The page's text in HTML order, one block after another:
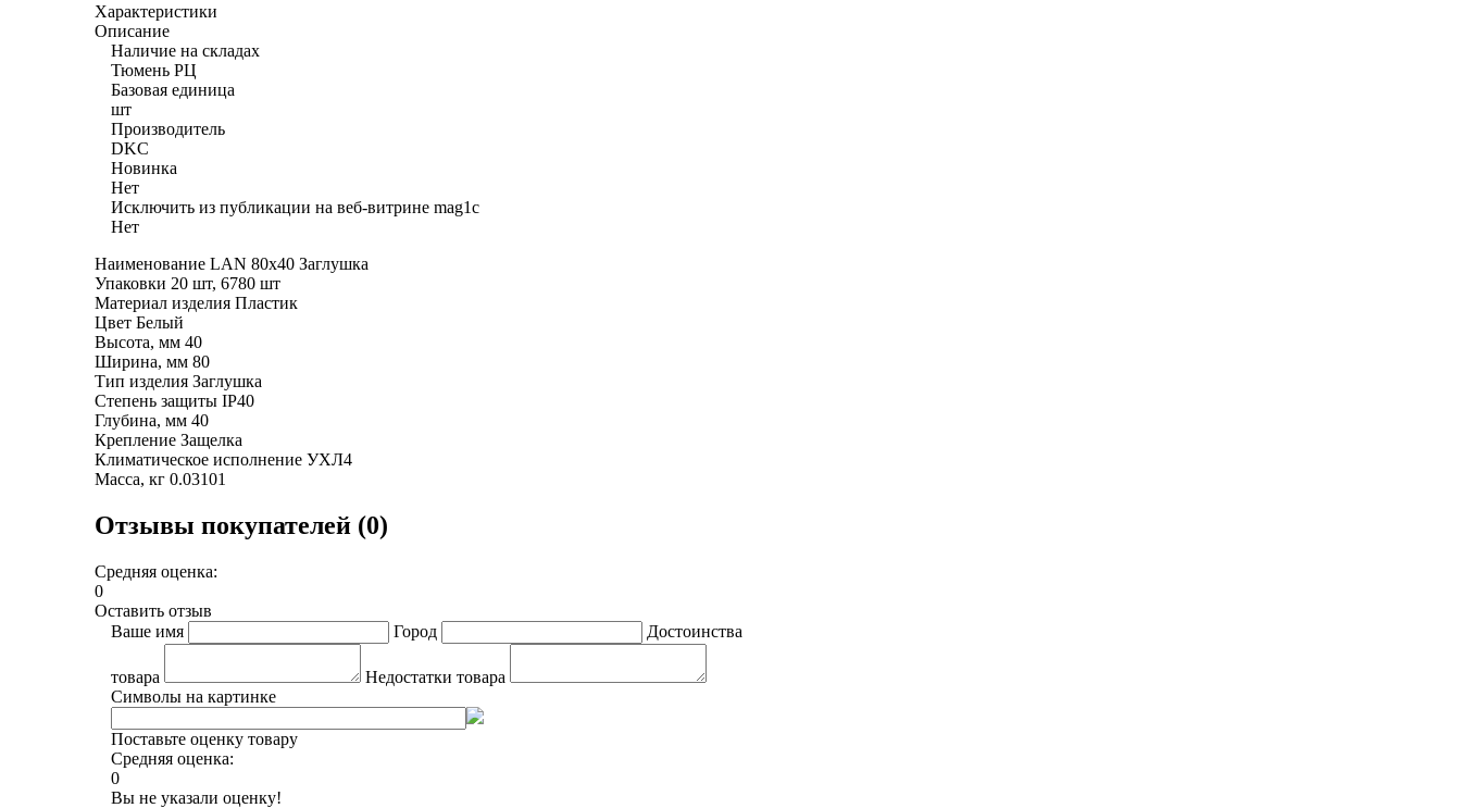
Характеристики
Описание
Наличие на складах
Тюмень РЦ
Базовая единица
шт
Производитель
DKC
Новинка
Нет
Исключить из публикации на веб-витрине mag1c
Нет
Наименование LAN 80x40 Заглушка
Упаковки 20 шт, 6780 шт
Материал изделия Пластик
Цвет Белый
Высота, мм 40
Ширина, мм 80
Тип изделия Заглушка
Степень защиты IP40
Глубина, мм 40
Крепление Защелка
Климатическое исполнение УХЛ4
Масса, кг 0.03101
Отзывы покупателей (0)
Средняя оценка:
0
Оставить отзыв
Ваше имя
Город Достоинства
товара
Недостатки товара
Символы на картинке
Поставьте оценку товару
Средняя оценка:
0
Вы не указали оценку!